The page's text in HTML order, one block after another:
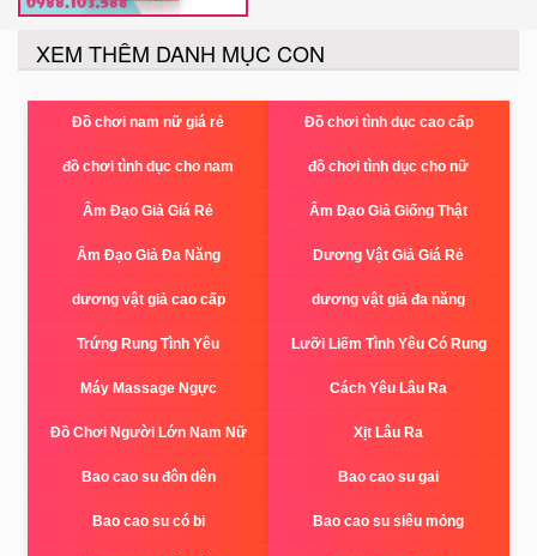
XEM THÊM DANH MỤC CON
Đồ chơi nam nữ giá rẻ Đồ chơi tình dục cao cấp
đồ chơi tình dục cho nam đồ chơi tình dục cho nữ
Âm Đạo Giả Giá Rẻ Âm Đạo Giả Giống Thật
Âm Đạo Giả Đa Năng Dương Vật Giả Giá Rẻ
dương vật giả cao cấp dương vật giả đa năng
Trứng Rung Tình Yêu Lưỡi Liếm Tình Yêu Có Rung
Máy Massage Ngực Cách Yêu Lâu Ra
Đồ Chơi Người Lớn Nam Nữ Xịt Lâu Ra
Bao cao su đôn dên Bao cao su gai
Bao cao su có bi Bao cao su siêu mỏng